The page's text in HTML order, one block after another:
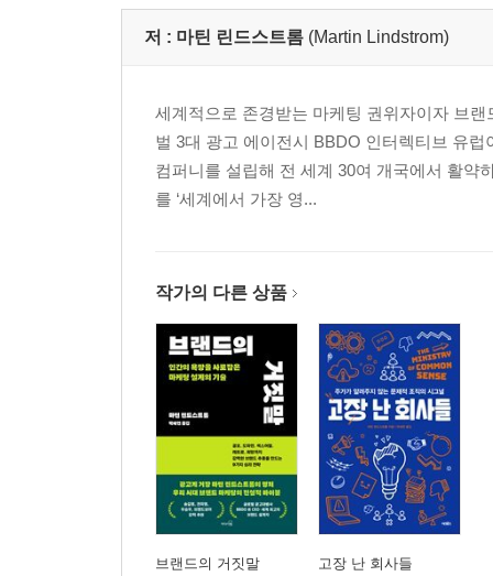
저 : 마틴 린드스트롬 (Martin Lindstrom)
세계적으로 존경받는 마케팅 권위자이자 브
벌 3대 광고 에이전시 BBDO 인터렉티브 유
컴퍼니를 설립해 전 세계 30여 개국에서 활약
를 ‘세계에서 가장 영...
작가의 다른 상품
브랜드의 거짓말 고장 난 회사들